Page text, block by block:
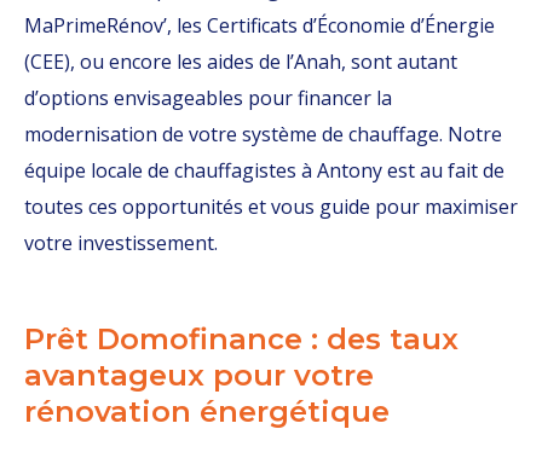
MaPrimeRénov’, les Certificats d’Économie d’Énergie
(CEE), ou encore les aides de l’Anah, sont autant
d’options envisageables pour financer la
modernisation de votre système de chauffage. Notre
équipe locale de chauffagistes à Antony est au fait de
toutes ces opportunités et vous guide pour maximiser
votre investissement.
Prêt Domofinance : des taux
avantageux pour votre
rénovation énergétique